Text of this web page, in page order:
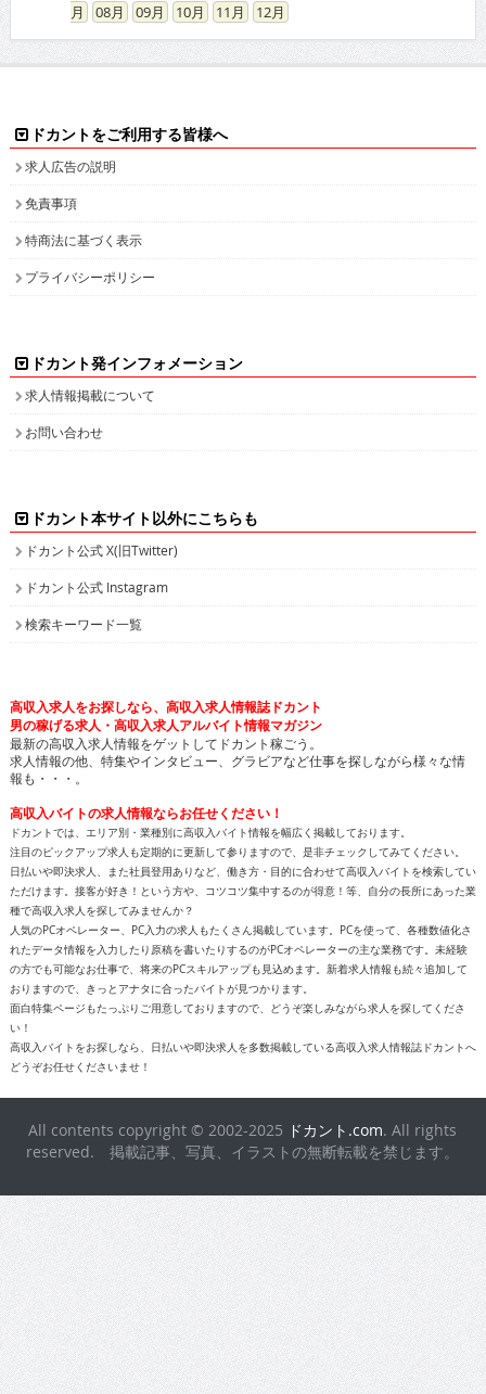
08
09 10 11 12
ドカントをご利用する皆様へ
求人広告の説明
免責事項
特商法に基づく表示
プライバシーポリシー
ドカント発インフォメーション
求人情報掲載について
お問い合わせ
ドカント本サイト以外にこちらも
ドカント公式 X(旧Twitter)
ドカント公式 Instagram
検索キーワード一覧
高収入求人をお探しなら、高収入求人情報誌ドカント
男の稼げる求人・高収入求人アルバイト情報マガジン
最新の高収入求人情報をゲットしてドカント稼ごう。
求人情報の他、特集やインタビュー、グラビアなど仕事を探しながら様々な情
報も・・・。
高収入バイトの求人情報ならお任せください！
ドカントでは、エリア別・業種別に高収入バイト情報を幅広く掲載しております。
注目のピックアップ求人も定期的に更新して参りますので、是非チェックしてみてください。
日払いや即決求人、また社員登用ありなど、働き方・目的に合わせて高収入バイトを検索してい
ただけます。接客が好き！という方や、コツコツ集中するのが得意！等、自分の長所にあった業
種で高収入求人を探してみませんか？
人気のPCオペレーター、PC入力の求人もたくさん掲載しています。PCを使って、各種数値化さ
れたデータ情報を入力したり原稿を書いたりするのがPCオペレーターの主な業務です。未経験
の方でも可能なお仕事で、将来のPCスキルアップも見込めます。新着求人情報も続々追加して
おりますので、きっとアナタに合ったバイトが見つかります。
面白特集ページもたっぷりご用意しておりますので、どうぞ楽しみながら求人を探してくださ
い！
高収入バイトをお探しなら、日払いや即決求人を多数掲載している高収入求人情報誌ドカントへ
どうぞお任せくださいませ！
All contents copyright © 2002-2025 ドカント.com. All rights
reserved. 掲載記事、写真、イラストの無断転載を禁じます。